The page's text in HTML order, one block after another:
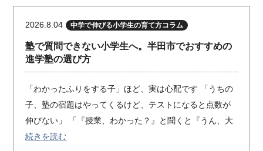
2026.8.04 中学で伸びる小学生の育て方コラム
塾で質問できない小学生へ。半田市でおすすめの
進学塾の選び方
「わかったふりをする子」ほど、実は心配です 「うちの
子、塾の宿題はやってくるけど、テストになると点数が
伸びない」 「『授業、わかった？』と聞くと『うん、大
続きを読む